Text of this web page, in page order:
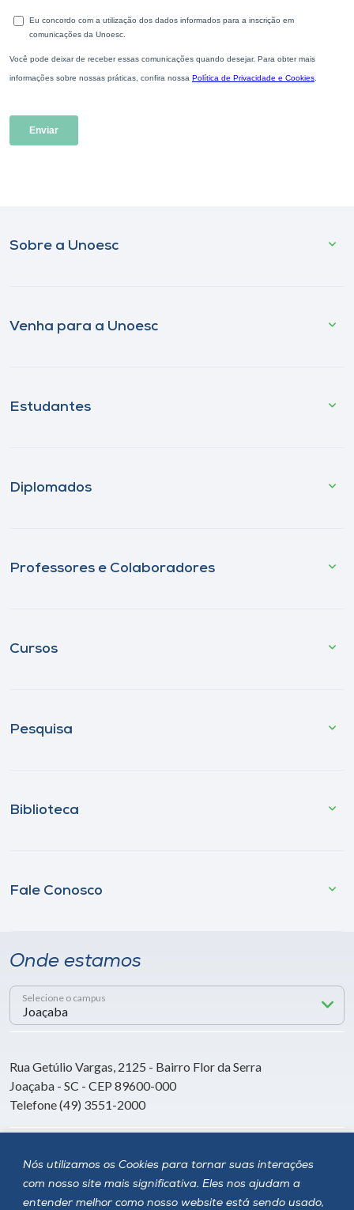
Nós utilizamos os Cookies para tornar suas interações
com nosso site mais significativa. Eles nos ajudam a
entender melhor como nosso website está sendo usado,
Sobre a Unoesc
Venha para a Unoesc
Estudantes
Diplomados
Professores e Colaboradores
Cursos
Pesquisa
Biblioteca
Fale Conosco
Onde estamos
Selecione o campus
Rua Getúlio Vargas, 2125 - Bairro Flor da Serra
Joaçaba - SC - CEP 89600-000
Telefone (49) 3551-2000
Siga a Unoesc